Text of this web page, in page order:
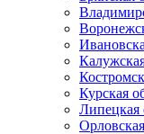
Курская
Липецкая